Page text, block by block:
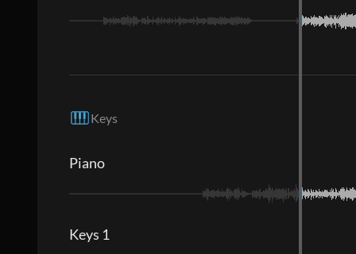
Keys
Piano
Keys 1